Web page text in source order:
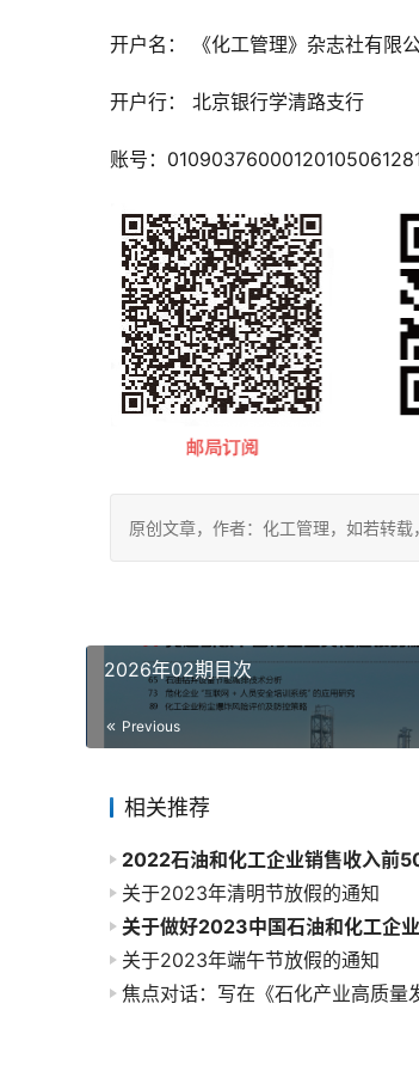
开户名： 《化工管理》杂志社有限
开户行： 北京银行学清路支行
账号：
原创文章，作者：化工管理，如若转
2026年02期目次
Previous
相关推荐
关于2023年清明节放假的通知
关于2023年端午节放假的通知